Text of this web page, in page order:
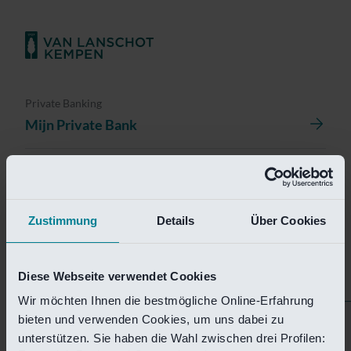
Zustimmung Details Über Cookies
Diese Webseite verwendet Cookies
Wir möchten Ihnen die bestmögliche Online-Erfahrung
bieten und verwenden Cookies, um uns dabei zu
unterstützen. Sie haben die Wahl zwischen drei Profilen:
Private Banking
Mijn Private Bank
Helaas is deze pagina